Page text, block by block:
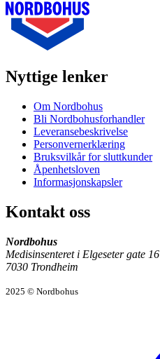
Nyttige lenker
Om Nordbohus
Bli Nordbohusforhandler
Leveransebeskrivelse
Personvernerklæring
Bruksvilkår for sluttkunder
Åpenhetsloven
Informasjonskapsler
Kontakt oss
Nordbohus
Medisinsenteret i Elgeseter gate 16
7030 Trondheim
2025 © Nordbohus